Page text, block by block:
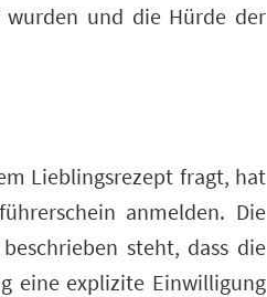
und die Hürde der
Lieblingsrezept fragt, hat
anmelden. Die
steht, dass die
eine explizite Einwilligung